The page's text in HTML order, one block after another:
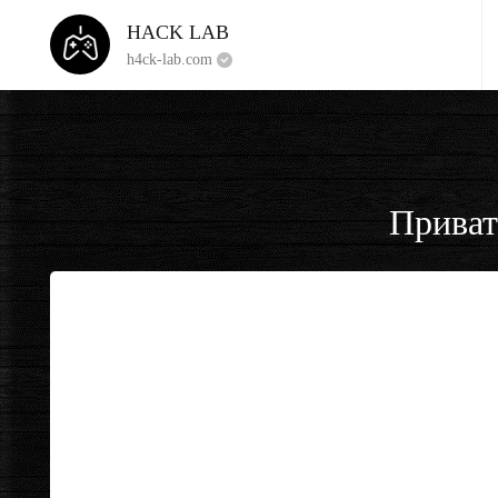
HACK LAB
h4ck-lab.com